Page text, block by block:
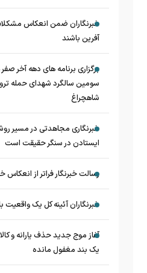
خبرنگاران ضمن انعکاس
آفرین باشند
برگزاری برنامه های دهه آخر صفر
سومین سالگرد شهدای حمله
شاهچراغ
خبرنگاری مجاهدتی در مسیر
ایستادن در سنگر حقیقت است
رسالت خبرنگار فراتر از انعکاس
خبرنگاران آئینه کل یک واقعیت
آغاز موج جدید حذف یارانه و
یک بند مغفول مانده